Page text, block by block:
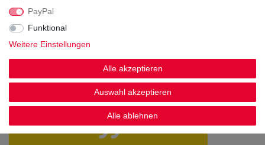
Noch sind keine Bewertungen vorhanden.
Kundenstimmen
PayPal
Funktional
Weitere Einstellungen
Alle akzeptieren
Auswahl akzeptieren
Alle ablehnen